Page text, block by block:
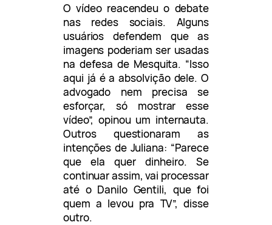
O vídeo reacendeu o debate
nas redes sociais. Alguns
usuários defendem que as
imagens poderiam ser usadas
na defesa de Mesquita. “Isso
aqui já é a absolvição dele. O
advogado nem precisa se
esforçar, só mostrar esse
vídeo”, opinou um internauta.
Outros questionaram as
intenções de Juliana: “Parece
que ela quer dinheiro. Se
continuar assim, vai processar
até o Danilo Gentili, que foi
quem a levou pra TV”, disse
outro.